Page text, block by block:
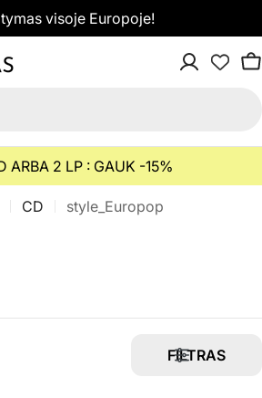
visoje Europoje!
ARBA 2 LP : GAUK -15%
CD style_Europop
FILTRAS